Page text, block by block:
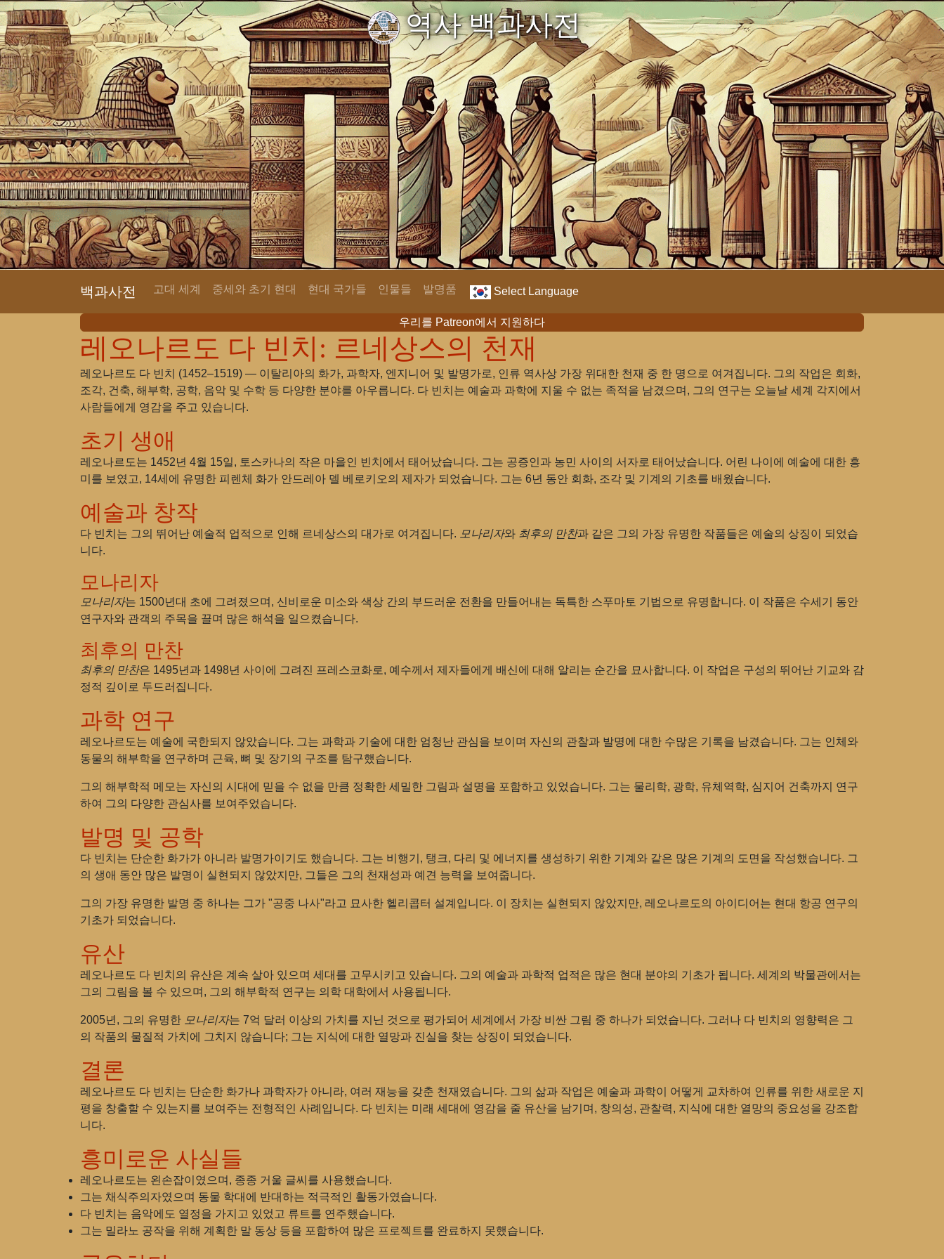
역사 백과사전
백과사전 고대 세계 중세와 초기 현대 현대 국가들 인물들 발명품 Select Language
우리를 Patreon에서 지원하다
레오나르도 다 빈치: 르네상스의 천재
레오나르도 다 빈치 (1452–1519) — 이탈리아의 화가, 과학자, 엔지니어 및 발명가로, 인류 역사상 가장 위대한 천재 중 한 명으로 여겨집니다. 그의 작업은 회화,
조각, 건축, 해부학, 공학, 음악 및 수학 등 다양한 분야를 아우릅니다. 다 빈치는 예술과 과학에 지울 수 없는 족적을 남겼으며, 그의 연구는 오늘날 세계 각지에서
사람들에게 영감을 주고 있습니다.
초기 생애
레오나르도는 1452년 4월 15일, 토스카나의 작은 마을인 빈치에서 태어났습니다. 그는 공증인과 농민 사이의 서자로 태어났습니다. 어린 나이에 예술에 대한 흥
미를 보였고, 14세에 유명한 피렌체 화가 안드레아 델 베로키오의 제자가 되었습니다. 그는 6년 동안 회화, 조각 및 기계의 기초를 배웠습니다.
예술과 창작
다 빈치는 그의 뛰어난 예술적 업적으로 인해 르네상스의 대가로 여겨집니다. 모나리자와 최후의 만찬과 같은 그의 가장 유명한 작품들은 예술의 상징이 되었습
니다.
모나리자
모나리자는 1500년대 초에 그려졌으며, 신비로운 미소와 색상 간의 부드러운 전환을 만들어내는 독특한 스푸마토 기법으로 유명합니다. 이 작품은 수세기 동안
연구자와 관객의 주목을 끌며 많은 해석을 일으켰습니다.
최후의 만찬
최후의 만찬은 1495년과 1498년 사이에 그려진 프레스코화로, 예수께서 제자들에게 배신에 대해 알리는 순간을 묘사합니다. 이 작업은 구성의 뛰어난 기교와 감
정적 깊이로 두드러집니다.
과학 연구
레오나르도는 예술에 국한되지 않았습니다. 그는 과학과 기술에 대한 엄청난 관심을 보이며 자신의 관찰과 발명에 대한 수많은 기록을 남겼습니다. 그는 인체와
동물의 해부학을 연구하며 근육, 뼈 및 장기의 구조를 탐구했습니다.
그의 해부학적 메모는 자신의 시대에 믿을 수 없을 만큼 정확한 세밀한 그림과 설명을 포함하고 있었습니다. 그는 물리학, 광학, 유체역학, 심지어 건축까지 연구
하여 그의 다양한 관심사를 보여주었습니다.
발명 및 공학
다 빈치는 단순한 화가가 아니라 발명가이기도 했습니다. 그는 비행기, 탱크, 다리 및 에너지를 생성하기 위한 기계와 같은 많은 기계의 도면을 작성했습니다. 그
의 생애 동안 많은 발명이 실현되지 않았지만, 그들은 그의 천재성과 예견 능력을 보여줍니다.
그의 가장 유명한 발명 중 하나는 그가 "공중 나사"라고 묘사한 헬리콥터 설계입니다. 이 장치는 실현되지 않았지만, 레오나르도의 아이디어는 현대 항공 연구의
기초가 되었습니다.
유산
레오나르도 다 빈치의 유산은 계속 살아 있으며 세대를 고무시키고 있습니다. 그의 예술과 과학적 업적은 많은 현대 분야의 기초가 됩니다. 세계의 박물관에서는
그의 그림을 볼 수 있으며, 그의 해부학적 연구는 의학 대학에서 사용됩니다.
2005년, 그의 유명한 모나리자는 7억 달러 이상의 가치를 지닌 것으로 평가되어 세계에서 가장 비싼 그림 중 하나가 되었습니다. 그러나 다 빈치의 영향력은 그
의 작품의 물질적 가치에 그치지 않습니다; 그는 지식에 대한 열망과 진실을 찾는 상징이 되었습니다.
결론
레오나르도 다 빈치는 단순한 화가나 과학자가 아니라, 여러 재능을 갖춘 천재였습니다. 그의 삶과 작업은 예술과 과학이 어떻게 교차하여 인류를 위한 새로운 지
평을 창출할 수 있는지를 보여주는 전형적인 사례입니다. 다 빈치는 미래 세대에 영감을 줄 유산을 남기며, 창의성, 관찰력, 지식에 대한 열망의 중요성을 강조합
니다.
흥미로운 사실들
레오나르도는 왼손잡이였으며, 종종 거울 글씨를 사용했습니다.
그는 채식주의자였으며 동물 학대에 반대하는 적극적인 활동가였습니다.
다 빈치는 음악에도 열정을 가지고 있었고 류트를 연주했습니다.
그는 밀라노 공작을 위해 계획한 말 동상 등을 포함하여 많은 프로젝트를 완료하지 못했습니다.